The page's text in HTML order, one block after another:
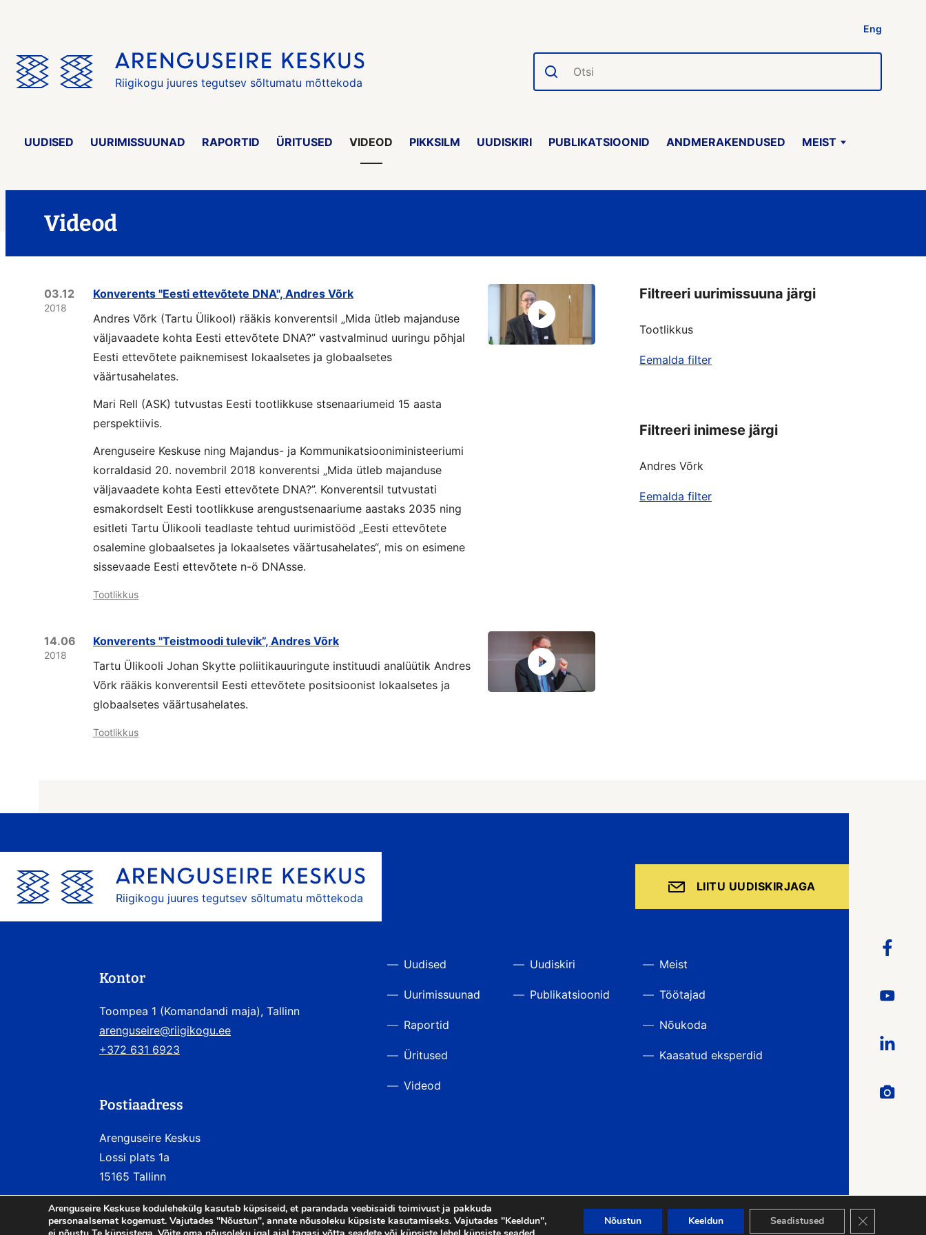
Eng
Riigikogu juures tegutsev sõltumatu mõttekoda
Otsi
UUDISED UURIMISSUUNAD RAPORTID ÜRITUSED VIDEOD PIKKSILM UUDISKIRI PUBLIKATSIOONID ANDMERAKENDUSED MEIST
Videod
03.12
2018
Konverents "Eesti ettevõtete DNA", Andres Võrk
Andres Võrk (Tartu Ülikool) rääkis konverentsil „Mida ütleb majanduse
väljavaadete kohta Eesti ettevõtete DNA?” vastvalminud uuringu põhjal
Eesti ettevõtete paiknemisest lokaalsetes ja globaalsetes
väärtusahelates.
Mari Rell (ASK) tutvustas Eesti tootlikkuse stsenaariumeid 15 aasta
perspektiivis.
Arenguseire Keskuse ning Majandus- ja Kommunikatsiooniministeeriumi
korraldasid 20. novembril 2018 konverentsi „Mida ütleb majanduse
väljavaadete kohta Eesti ettevõtete DNA?”. Konverentsil tutvustati
esmakordselt Eesti tootlikkuse arengustsenaariume aastaks 2035 ning
esitleti Tartu Ülikooli teadlaste tehtud uurimistööd „Eesti ettevõtete
osalemine globaalsetes ja lokaalsetes väärtusahelates“, mis on esimene
sissevaade Eesti ettevõtete n-ö DNAsse.
Tootlikkus
14.06
2018
Konverents "Teistmoodi tulevik”, Andres Võrk
Tartu Ülikooli Johan Skytte poliitikauuringute instituudi analüütik Andres
Võrk rääkis konverentsil Eesti ettevõtete positsioonist lokaalsetes ja
globaalsetes väärtusahelates.
Tootlikkus
Filtreeri uurimissuuna järgi
Tootlikkus
Eemalda filter
Filtreeri inimese järgi
Andres Võrk
Eemalda filter
Riigikogu juures tegutsev sõltumatu mõttekoda
LIITU UUDISKIRJAGA
Kontor
Toompea 1 (Komandandi maja), Tallinn
arenguseire@riigikogu.ee
+372 631 6923
Postiaadress
Arenguseire Keskus
Lossi plats 1a
15165 Tallinn
Uudised
Uurimissuunad
Raportid
Üritused
Videod
Uudiskiri
Publikatsioonid
Meist
Töötajad
Nõukoda
Kaasatud eksperdid
Arenguseire Keskuse kodulehekülg kasutab küpsiseid, et parandada veebisaidi toimivust ja pakkuda
personaalsemat kogemust. Vajutades "Nõustun", annate nõusoleku küpsiste kasutamiseks. Vajutades "Keeldun",
Nõustun Keeldun Seadistused Close GDPR